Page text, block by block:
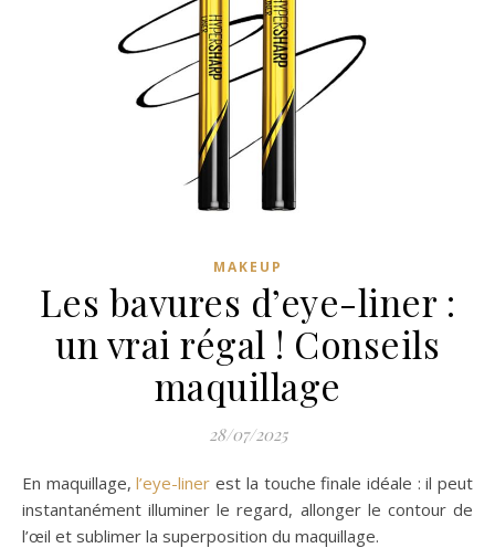
MAKEUP
Les bavures d’eye-liner :
un vrai régal ! Conseils
maquillage
28/07/2025
En maquillage, l’eye-linerest la touche finale idéale : il peut
instantanément illuminer le regard, allonger le contour de
l’œil et sublimer la superposition du maquillage.